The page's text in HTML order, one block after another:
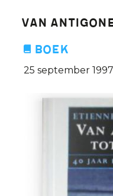
voor
Van
Boek
25 september 1997